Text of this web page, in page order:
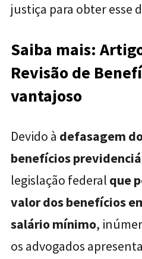
justiça para obter esse
Saiba mais:
Revisão de
vantajoso
Devido à defasagem
benefícios
legislação federal que
valor dos benefícios
salário mínimo,
os advogados